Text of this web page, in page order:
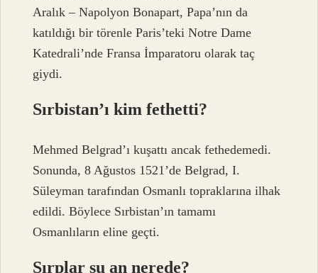
Aralık – Napolyon Bonapart, Papa’nın da
katıldığı bir törenle Paris’teki Notre Dame
Katedrali’nde Fransa İmparatoru olarak taç
giydi.
Sırbistan’ı kim fethetti?
Mehmed Belgrad’ı kuşattı ancak fethedemedi.
Sonunda, 8 Ağustos 1521’de Belgrad, I.
Süleyman tarafından Osmanlı topraklarına ilhak
edildi. Böylece Sırbistan’ın tamamı
Osmanlıların eline geçti.
Sırplar şu an nerede?